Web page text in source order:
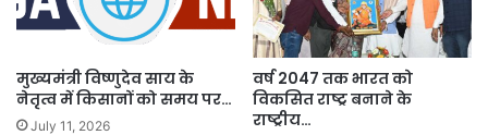
मुख्यमंत्री विष्णुदेव साय के
नेतृत्व में किसानों को समय पर…
July 11, 2026
वर्ष 2047 तक भारत को
विकसित राष्ट्र बनाने के
राष्ट्रीय…